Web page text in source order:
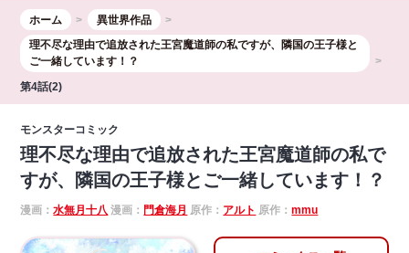
ホーム
異世界作品
理不尽な理由で追放された王宮魔道師の私ですが、隣国の王子様と
ご一緒しています！？
第4話(2)
モンスターコミック
理不尽な理由で追放された王宮魔道師の私で
すが、隣国の王子様とご一緒しています！？
漫画：水無月十八 漫画： 門倉海月 原作： アルト 原作：mmu